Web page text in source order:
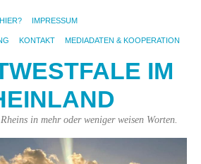
IMPRESSUM
KONTAKT MEDIADATEN & KOOPERATION
IM
in mehr oder weniger weisen Worten.